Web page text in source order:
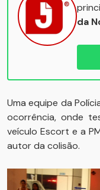
da
Uma equipe da
ocorrência, onde
veículo Escort e a
autor da colisão.